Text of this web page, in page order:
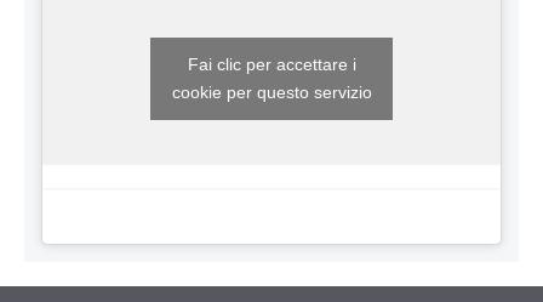
Fai clic per accettare i
cookie per questo servizio